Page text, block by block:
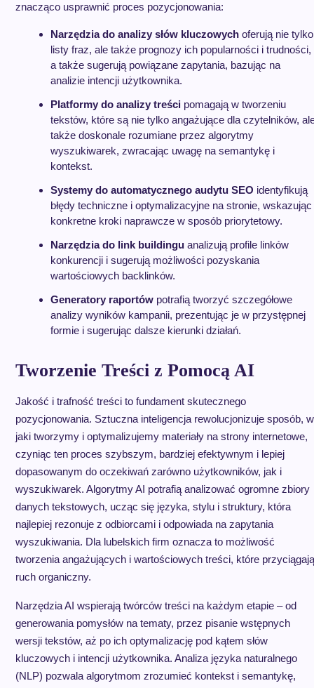
znacząco usprawnić proces pozycjonowania:
Narzędzia do analizy słów kluczowychoferują nie tylko
listy fraz, ale także prognozy ich popularności i trudności,
a także sugerują powiązane zapytania, bazując na
analizie intencji użytkownika.
Platformy do analizy treścipomagają w tworzeniu
tekstów, które są nie tylko angażujące dla czytelników,
także doskonale rozumiane przez algorytmy
wyszukiwarek, zwracając uwagę na semantykę i
kontekst.
Systemy do automatycznego audytu SEO identyfikują
błędy techniczne i optymalizacyjne na stronie, wskazując
konkretne kroki naprawcze w sposób priorytetowy.
Narzędzia do link buildinguanalizują profile linków
konkurencji i sugerują możliwości pozyskania
wartościowych backlinków.
Generatory raportówpotrafią tworzyć szczegółowe
analizy wyników kampanii, prezentując je w przystępnej
formie i sugerując dalsze kierunki działań.
Tworzenie Treści z Pomocą AI
Jakość i trafność treści to fundament skutecznego
pozycjonowania. Sztuczna inteligencja rewolucjonizuje sposób, w
jaki tworzymy i optymalizujemy materiały na strony internetowe,
czyniąc ten proces szybszym, bardziej efektywnym i lepiej
dopasowanym do oczekiwań zarówno użytkowników, jak i
wyszukiwarek. Algorytmy AI potrafią analizować ogromne zbiory
danych tekstowych, ucząc się języka, stylu i struktury, która
najlepiej rezonuje z odbiorcami i odpowiada na zapytania
wyszukiwania. Dla lubelskich firm oznacza to możliwość
tworzenia angażujących i wartościowych treści, które przyciągają
ruch organiczny.
Narzędzia AI wspierają twórców treści na każdym etapie – od
generowania pomysłów na tematy, przez pisanie wstępnych
wersji tekstów, aż po ich optymalizację pod kątem słów
kluczowych i intencji użytkownika. Analiza języka naturalnego
(NLP) pozwala algorytmom zrozumieć kontekst i semantykę,